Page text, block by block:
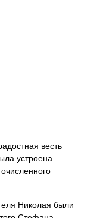
весть
устроена
Николая были